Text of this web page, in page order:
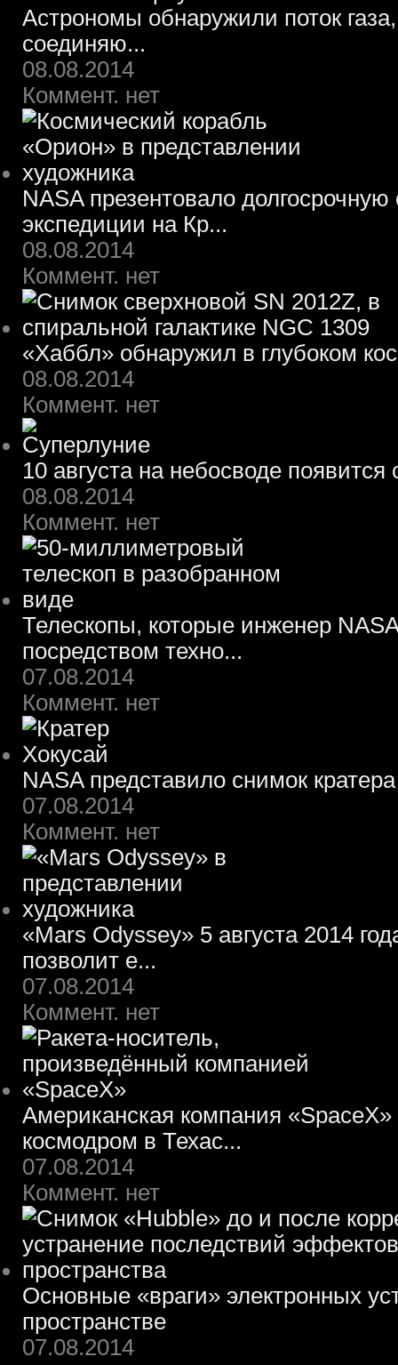
Астрономы обнаружили поток
соединяю...
08.08.2014
Коммент. нет
NASA презентовало
экспедиции на Кр...
08.08.2014
Коммент. нет
«Хаббл» обнаружил в глубоком
08.08.2014
Коммент. нет
10 августа на небосводе
08.08.2014
Коммент. нет
Телескопы, которые инженер
посредством техно...
07.08.2014
Коммент. нет
NASA представило снимок
07.08.2014
Коммент. нет
«Mars Odyssey» 5 августа 2014
позволит е...
07.08.2014
Коммент. нет
Американская компания
космодром в Техас...
07.08.2014
Коммент. нет
Основные «враги» электронных
пространстве
07.08.2014